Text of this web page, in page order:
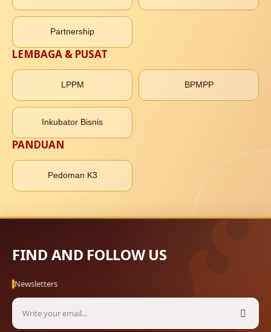
Partnership
LEMBAGA & PUSAT
LPPM BPMPP
Inkubator Bisnis
PANDUAN
Pedoman K3
FIND AND FOLLOW US
Newsletters